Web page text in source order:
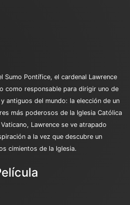
Sumo Pontífice, el cardenal Lawrence
como responsable para dirigir uno de
antiguos del mundo: la elección de un
más poderosos de la Iglesia Católica
Lawrence se ve atrapado
a la vez que descubre un
cimientos de la Iglesia.